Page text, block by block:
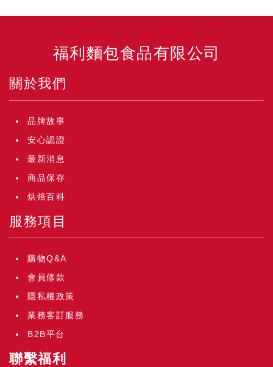
福利麵包食品有限公司
關於我們
品牌故事
安心認證
最新消息
商品保存
烘焙百科
服務項目
購物Q&A
會員條款
隱私權政策
業務客訂服務
B2B平台
聯繫福利